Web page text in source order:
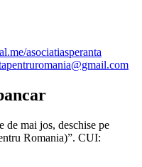
asociatiasperanta
de mai jos, deschise pe
Romania)”. CUI: